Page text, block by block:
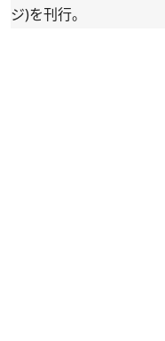
ジ)を刊行。